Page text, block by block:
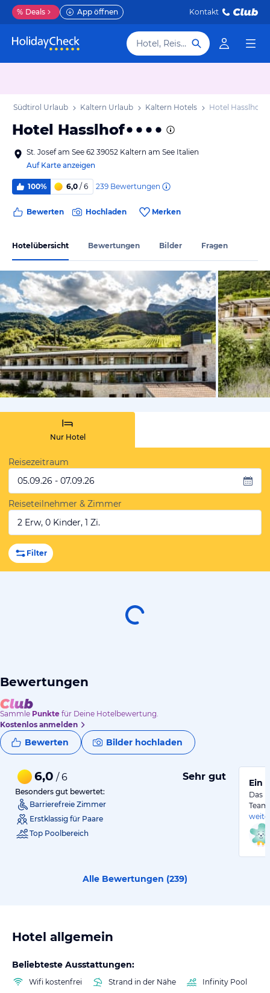
% Deals App öffnen Kontakt
Hotel, Reiseziel
Südtirol Urlaub Kaltern Urlaub Kaltern Hotels Hotel Hasslhof
Hotel Hasslhof
St. Josef am See 62 39052 Kaltern am See Italien
Auf Karte anzeigen
100% 6,0 / 6 239 Bewertungen
Bewerten Hochladen Merken
Hotelübersicht Bewertungen Bilder Fragen
vom
Nur Hotel
Reisezeitraum
05.09.26 - 07.09.26
Reiseteilnehmer & Zimmer
2 Erw, 0 Kinder, 1 Zi.
Filter
Bewertungen
Sammle Punkte für Deine Hotelbewertung.
Kostenlos anmelden
Bewerten Bilder hochladen
6,0 / 6 Sehr gut
Besonders gut bewertet:
Barrierefreie Zimmer
Erstklassig für Paare
Top Poolbereich
Ein
Das
Alle Bewertungen (239)
Hotel allgemein
Beliebteste Ausstattungen:
Wifi kostenfrei Strand in der Nähe
Infinity Pool